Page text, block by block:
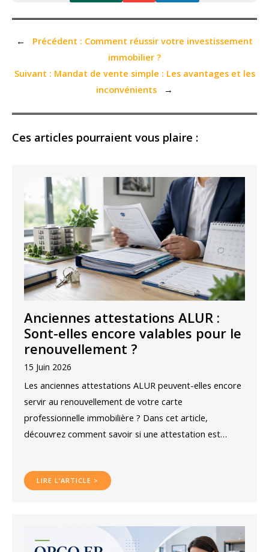
← Précédent : Comment réussir votre investissement
immobilier ?
Suivant : Mandat de vente simple : Les avantages et les
inconvénients
→
Ces articles pourraient vous plaire :
Anciennes attestations ALUR :
Sont-elles encore valables pour le
renouvellement ?
15 Juin 2026
Les anciennes attestations ALUR peuvent-elles encore
servir au renouvellement de votre carte
professionnelle immobilière ? Dans cet article,
découvrez comment savoir si une attestation est…
LIRE L’ARTICLE >